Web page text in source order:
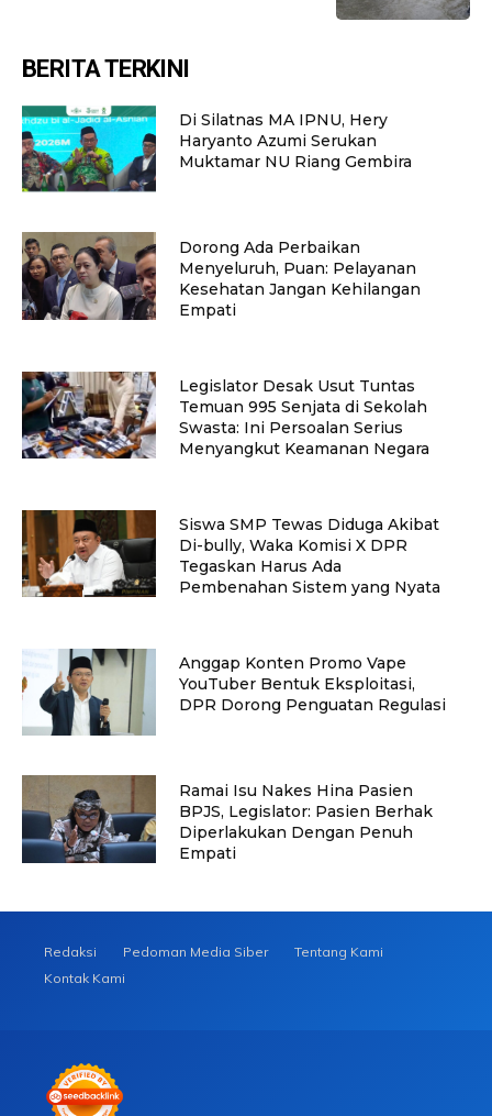
BERITA TERKINI
Di Silatnas MA IPNU, Hery
Haryanto Azumi Serukan
Muktamar NU Riang Gembira
Dorong Ada Perbaikan
Menyeluruh, Puan: Pelayanan
Kesehatan Jangan Kehilangan
Empati
Legislator Desak Usut Tuntas
Temuan 995 Senjata di Sekolah
Swasta: Ini Persoalan Serius
Menyangkut Keamanan Negara
Siswa SMP Tewas Diduga Akibat
Di-bully, Waka Komisi X DPR
Tegaskan Harus Ada
Pembenahan Sistem yang Nyata
Anggap Konten Promo Vape
YouTuber Bentuk Eksploitasi,
DPR Dorong Penguatan Regulasi
Ramai Isu Nakes Hina Pasien
BPJS, Legislator: Pasien Berhak
Diperlakukan Dengan Penuh
Empati
Redaksi Pedoman Media Siber
Tentang Kami
Kontak Kami